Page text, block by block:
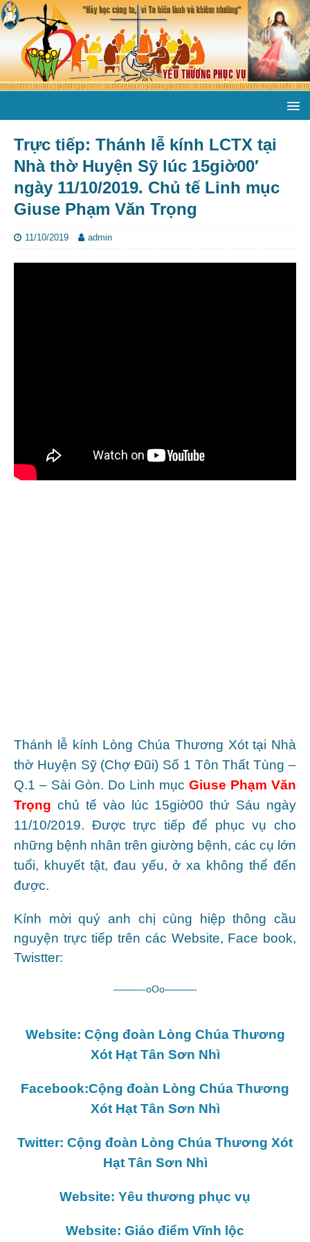
Trực tiếp: Thánh lễ kính LCTX tại
Nhà thờ Huyện Sỹ lúc 15giờ00′
ngày 11/10/2019. Chủ tế Linh mục
Giuse Phạm Văn Trọng
11/10/2019 admin
Thánh lễ kính Lòng Chúa Thương Xót tại Nhà
thờ Huyện Sỹ (Chợ Đũi) Số 1 Tôn Thất Tùng –
Q.1 – Sài Gòn. Do Linh mục Giuse Phạm Văn
Trọng chủ tế vào lúc 15giờ00 thứ Sáu ngày
11/10/2019. Được trực tiếp để phục vụ cho
những bệnh nhân trên giường bệnh, các cụ lớn
tuổi, khuyết tật, đau yếu, ở xa không thể đến
được.
Kính mời quý anh chị cùng hiệp thông cầu
nguyện trực tiếp trên các Website, Face book,
Twistter:
———-oOo———-
Website: Cộng đoàn Lòng Chúa Thương
Xót Hạt Tân Sơn Nhì
Facebook:Cộng đoàn Lòng Chúa Thương
Xót Hạt Tân Sơn Nhì
Twitter: Cộng đoàn Lòng Chúa Thương Xót
Hạt Tân Sơn Nhì
Website: Yêu thương phục vụ
Website: Giáo điểm Vĩnh lộc